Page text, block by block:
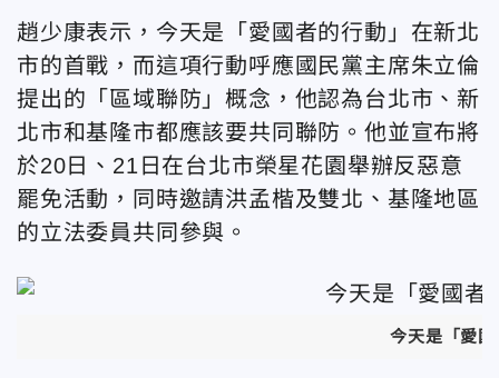
趙少康表示，今天是「愛國者的行動」在新北
市的首戰，而這項行動呼應國民黨主席朱立倫
提出的「區域聯防」概念，他認為台北市、新
北市和基隆市都應該要共同聯防。他並宣布將
於20日、21日在台北市榮星花園舉辦反惡意
罷免活動，同時邀請洪孟楷及雙北、基隆地區
的立法委員共同參與。
今天是「愛